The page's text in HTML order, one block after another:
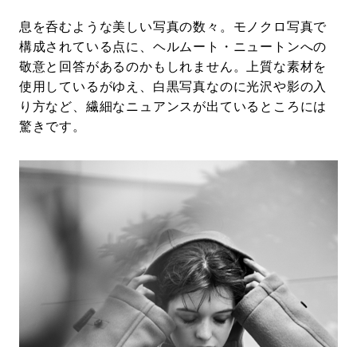
息を呑むような美しい写真の数々。モノクロ写真で
構成されている点に、ヘルムート・ニュートンへの
敬意と回答があるのかもしれません。上質な素材を
使用しているがゆえ、白黒写真なのに光沢や影の入
り方など、繊細なニュアンスが出ているところには
驚きです。